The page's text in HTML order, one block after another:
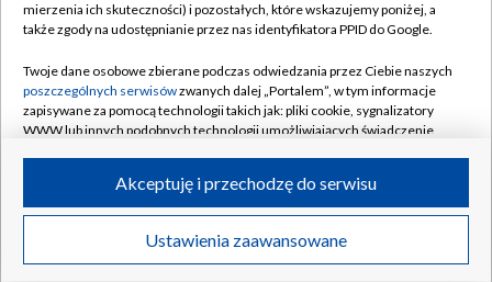
Naziemna Telewizja Cyfrowa
Rada Programowa
System NOS
Informacje o nadawcy
Program dla prasy
Ogłoszenie przetargowe
Pomoc
Kontakt
Kanały
©2026 Telewizja Polska S.A. w likwidacji
mierzenia ich skuteczności) i pozostałych, które wskazujemy poniżej, a
także zgody na udostępnianie przez nas identyfikatora PPID do Google.
Twoje dane osobowe zbierane podczas odwiedzania przez Ciebie naszych
poszczególnych serwisówzwanych dalej „Portalem”, w tym informacje
zapisywane za pomocą technologii takich jak: pliki cookie, sygnalizatory
WWW lub innych podobnych technologii umożliwiających świadczenie
ruchu w Internecie.
Twoje dane osobowe zbierane podczas odwiedzania przez Ciebie
poszczególnych serwisówna Portalu, takie jak adresy IP, identyfikatory
Ustawienia zaawansowane
Akceptuję i przechodzę do serwisu